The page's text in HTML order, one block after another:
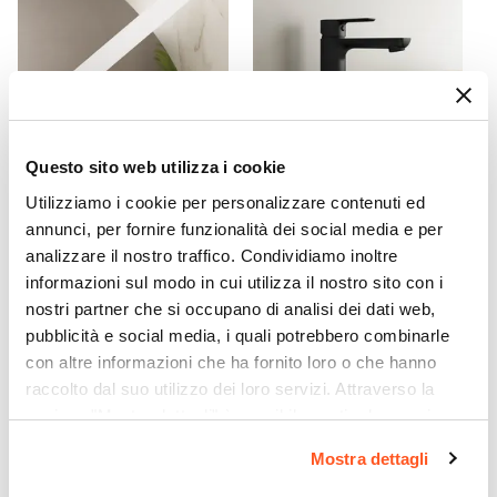
Questo sito web utilizza i cookie
Utilizziamo i cookie per personalizzare contenuti ed
annunci, per fornire funzionalità dei social media e per
analizzare il nostro traffico. Condividiamo inoltre
informazioni sul modo in cui utilizza il nostro sito con i
nostri partner che si occupano di analisi dei dati web,
pubblicità e social media, i quali potrebbero combinarle
con altre informazioni che ha fornito loro o che hanno
raccolto dal suo utilizzo dei loro servizi. Attraverso la
sezione "Mostra dettagli" è possibile gestire le proprie
momento. Per maggiori informazioni si invita a leggere la
Mostra dettagli
Cioccolato
Caratteristiche
Lavorazione cannettata|Struttura posteriore
Lavabo
Incluso
Tipologia Lavabo
Integrato
Materiale Lavabo
Ceramica
Colore Lavabo
Bianco
CODICE:FLT-3B
Lampada applique LED 30
cm in alluminio bianco -
Flot
€ 34,00
CODICE:
Miscelatore lavabo in ottone
nero opaco – Key
€ 50,00